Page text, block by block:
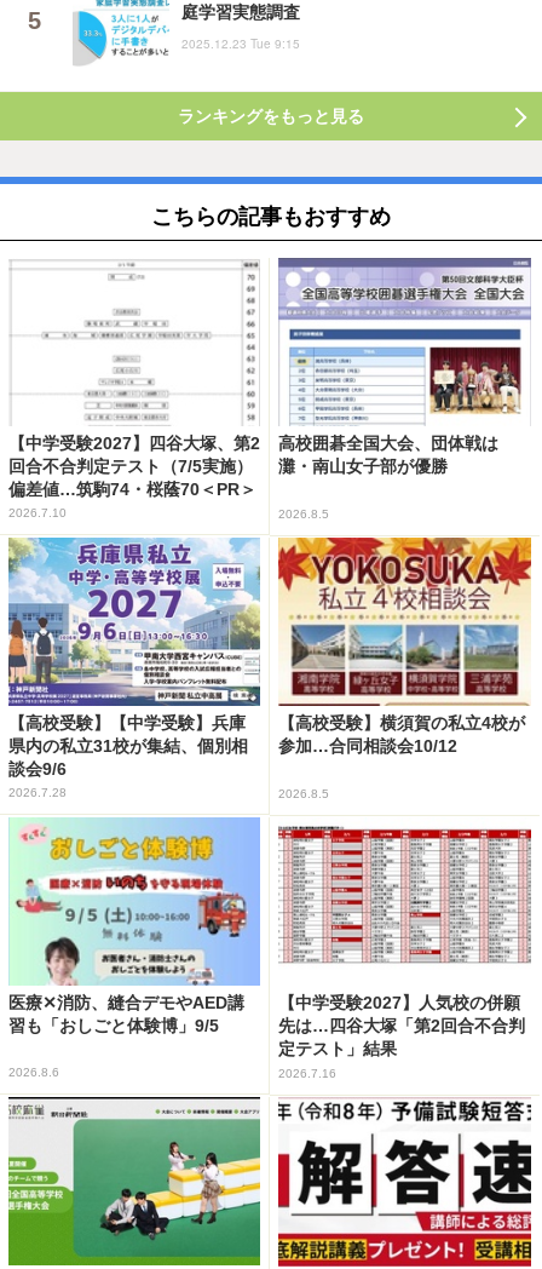
庭学習実態調査
2025.12.23 Tue 9:15
ランキングをもっと見る
こちらの記事もおすすめ
【中学受験2027】四谷大塚、第2
回合不合判定テスト（7/5実施）
偏差値…筑駒74・桜蔭70＜PR＞
2026.7.10
高校囲碁全国大会、団体戦は
灘・南山女子部が優勝
2026.8.5
【高校受験】【中学受験】兵庫
県内の私立31校が集結、個別相
談会9/6
2026.7.28
【高校受験】横須賀の私立4校が
参加…合同相談会10/12
2026.8.5
医療✕消防、縫合デモやAED講
習も「おしごと体験博」9/5
2026.8.6
【中学受験2027】人気校の併願
先は…四谷大塚「第2回合不合判
定テスト」結果
2026.7.16